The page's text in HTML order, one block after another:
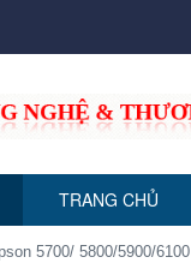
TRANG CHỦ
5700/ 5800/5900/6100